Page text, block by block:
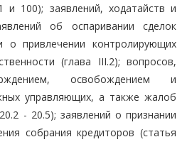
и 100); заявлений, ходатайств и
об оспаривании сделок
о привлечении контролирующих
(глава III.2); вопросов,
освобождением и
управляющих, а также жалоб
- 20.5); заявлений о признании
собрания кредиторов (статья